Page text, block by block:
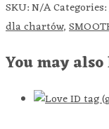
SKU:N/ACategories:
dla chartów,
You may